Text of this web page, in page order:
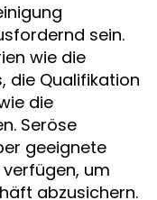
sein.
wie die
die Qualifikation
die
Seröse
geeignete
verfügen, um
abzusichern.